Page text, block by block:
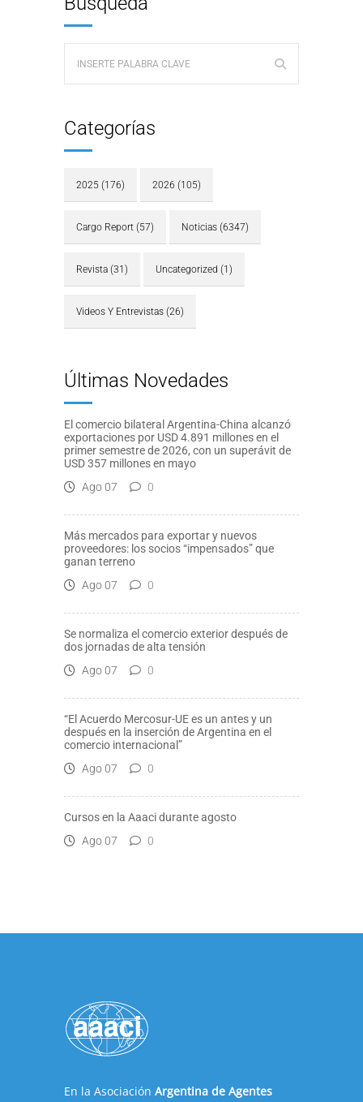
Categorías
2025 (176) 2026 (105)
Cargo Report (57) Noticias (6347)
Revista (31) Uncategorized (1)
Videos Y Entrevistas (26)
Últimas Novedades
El comercio bilateral Argentina-China alcanzó
exportaciones por USD 4.891 millones en el
primer semestre de 2026, con un superávit de
USD 357 millones en mayo
Ago 07
0
Más mercados para exportar y nuevos
proveedores: los socios “impensados” que
ganan terreno
Ago 07
0
Se normaliza el comercio exterior después de
dos jornadas de alta tensión
Ago 07
0
“El Acuerdo Mercosur-UE es un antes y un
después en la inserción de Argentina en el
comercio internacional”
Ago 07
0
Cursos en la Aaaci durante agosto
Ago 07
0
En la Asociación Argentina de Agentes